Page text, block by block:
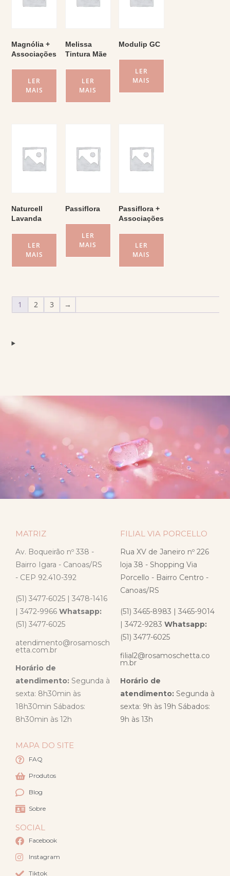
Magnólia +
Associações
LER
MAIS
Melissa
Tintura Mãe
LER
MAIS
Modulip GC
LER
MAIS
Naturcell
Lavanda
LER
MAIS
Passiflora
LER
MAIS
Passiflora +
Associações
LER
MAIS
1 2 3 →
MATRIZ
Av. Boqueirão nº 338 -
Bairro Igara - Canoas/RS
- CEP 92.410-392
(51) 3477-6025 | 3478-1416
| 3472-9966 Whatsapp:
(51) 3477-6025
atendimento@rosamosch
etta.com.br
Horário de
atendimento: Segunda à
sexta: 8h30min às
18h30min Sábados:
8h30min às 12h
FILIAL VIA PORCELLO
Rua XV de Janeiro nº 226
loja 38 - Shopping Via
Porcello - Bairro Centro -
Canoas/RS
(51) 3465-8983 | 3465-9014
| 3472-9283 Whatsapp:
(51) 3477-6025
filial2@rosamoschetta.co
m.br
Horário de
atendimento: Segunda à
sexta: 9h às 19h Sábados:
9h às 13h
MAPA DO SITE
FAQ
Produtos
Blog
Sobre
SOCIAL
Facebook
Instagram
Tiktok